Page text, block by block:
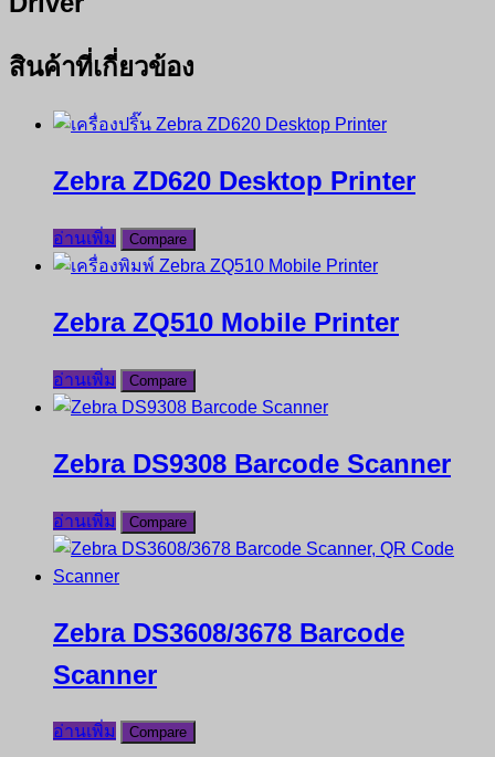
สินค้าที่เกี่ยวข้อง
Zebra ZD620 Desktop Printer
อ่านเพิ่ม Compare
Zebra ZQ510 Mobile Printer
อ่านเพิ่ม Compare
Zebra DS9308 Barcode Scanner
อ่านเพิ่ม Compare
Zebra DS3608/3678 Barcode
Scanner
อ่านเพิ่ม Compare